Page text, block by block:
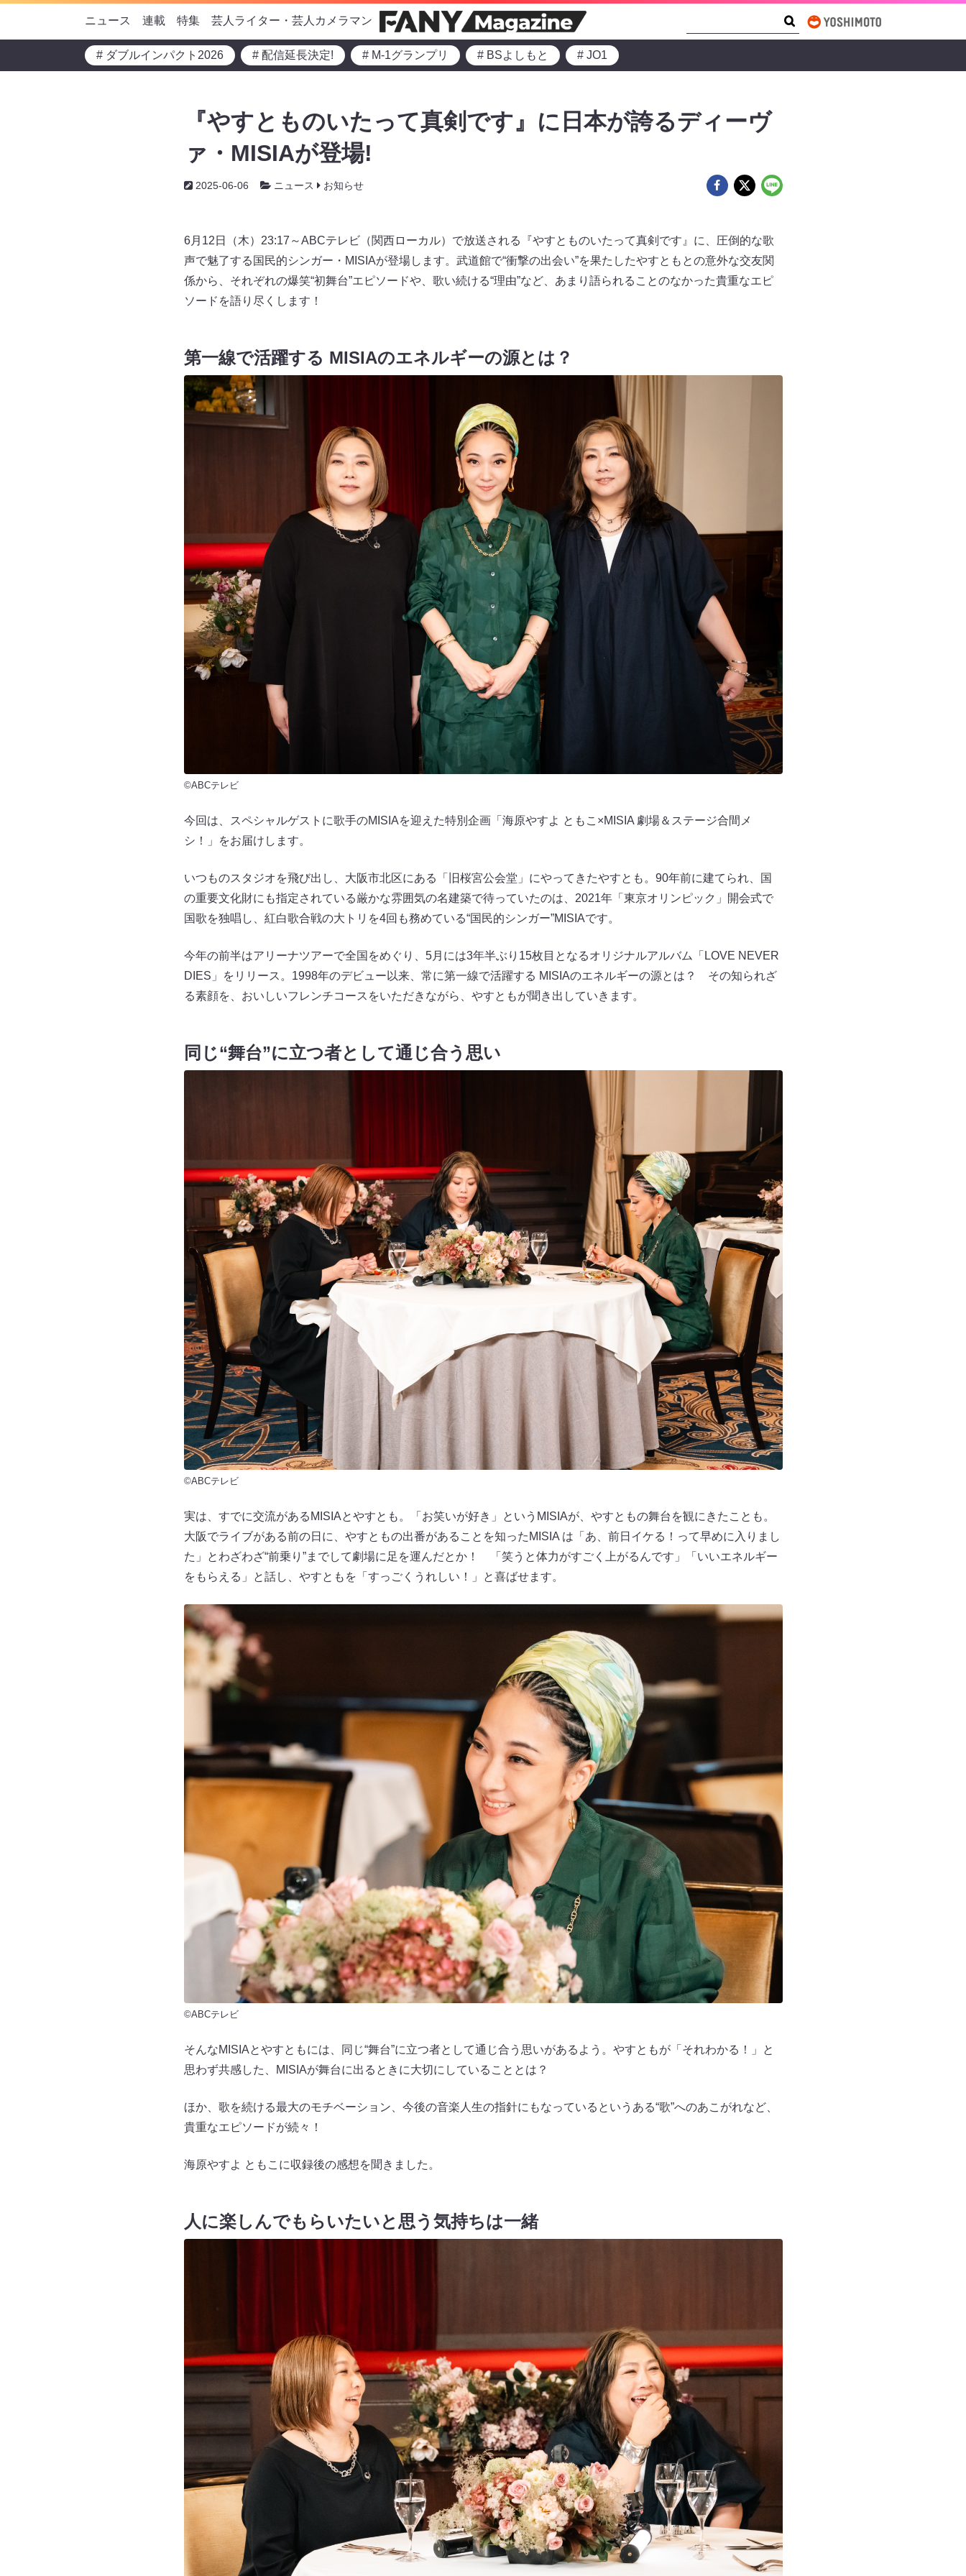
ニュース 連載 特集 芸人ライター・芸人カメラマン
# ダブルインパクト2026 # 配信延長決定! # M-1グランプリ # BSよしもと # JO1
『やすとものいたって真剣です』に日本が誇るディーヴ
ァ・MISIAが登場!
2025-06-06 ニュース お知らせ
6月12日（木）23:17～ABCテレビ（関西ローカル）で放送される『やすとものいたって真剣です』に、圧倒的な歌
声で魅了する国民的シンガー・MISIAが登場します。武道館で“衝撃の出会い”を果たしたやすともとの意外な交友関
係から、それぞれの爆笑“初舞台”エピソードや、歌い続ける“理由”など、あまり語られることのなかった貴重なエピ
ソードを語り尽くします！
第一線で活躍する MISIAのエネルギーの源とは？
©ABCテレビ
今回は、スペシャルゲストに歌手のMISIAを迎えた特別企画「海原やすよ ともこ×MISIA 劇場＆ステージ合間メ
シ！」をお届けします。
いつものスタジオを飛び出し、大阪市北区にある「旧桜宮公会堂」にやってきたやすとも。90年前に建てられ、国
の重要文化財にも指定されている厳かな雰囲気の名建築で待っていたのは、2021年「東京オリンピック」開会式で
国歌を独唱し、紅白歌合戦の大トリを4回も務めている“国民的シンガー”MISIAです。
今年の前半はアリーナツアーで全国をめぐり、5月には3年半ぶり15枚目となるオリジナルアルバム「LOVE NEVER
DIES」をリリース。1998年のデビュー以来、常に第一線で活躍する MISIAのエネルギーの源とは？ その知られざ
る素顔を、おいしいフレンチコースをいただきながら、やすともが聞き出していきます。
同じ“舞台”に立つ者として通じ合う思い
©ABCテレビ
実は、すでに交流があるMISIAとやすとも。「お笑いが好き」というMISIAが、やすともの舞台を観にきたことも。
大阪でライブがある前の日に、やすともの出番があることを知ったMISIA は「あ、前日イケる！って早めに入りまし
た」とわざわざ“前乗り”までして劇場に足を運んだとか！ 「笑うと体力がすごく上がるんです」「いいエネルギー
をもらえる」と話し、やすともを「すっごくうれしい！」と喜ばせます。
©ABCテレビ
そんなMISIAとやすともには、同じ“舞台”に立つ者として通じ合う思いがあるよう。やすともが「それわかる！」と
思わず共感した、MISIAが舞台に出るときに大切にしていることとは？
ほか、歌を続ける最大のモチベーション、今後の音楽人生の指針にもなっているというある“歌”へのあこがれなど、
貴重なエピソードが続々！
海原やすよ ともこに収録後の感想を聞きました。
人に楽しんでもらいたいと思う気持ちは一緒